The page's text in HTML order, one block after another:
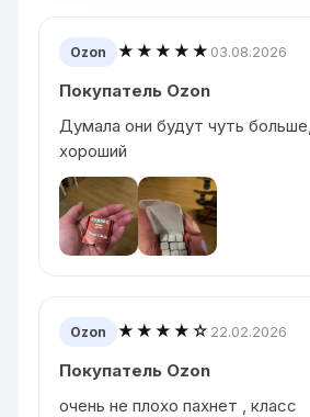
Ozon ★★★★★ 03.08.2026
Покупатель Ozon
Думала они будут чуть
хороший
Ozon ★★★★☆ 22.02.2026
Покупатель Ozon
очень не плохо пахнет , класс